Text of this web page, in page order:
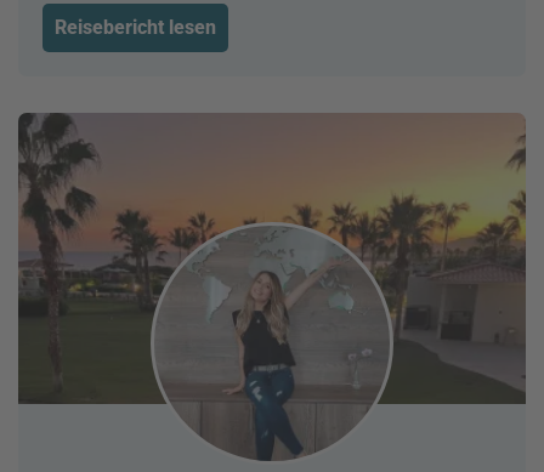
Reisebericht lesen